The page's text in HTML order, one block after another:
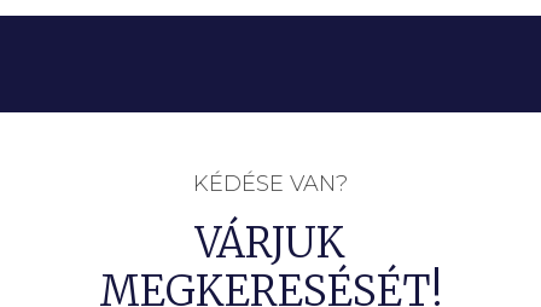
KÉDÉSE VAN?
VÁRJUK
MEGKERESÉSÉT!